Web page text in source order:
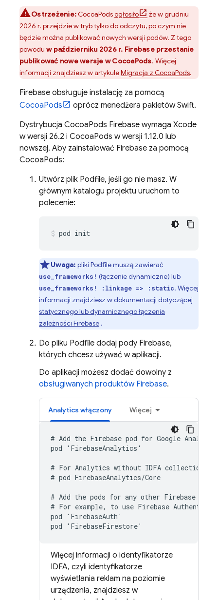
Ostrzeżenie:CocoaPodsogłosiło
że w grudniu
2026 r. przejdzie w tryb tylko do odczytu, po czym nie
będzie można publikować nowych wersji podów. Z tego
powodu w październiku 2026 r. Firebase przestanie
publikować nowe wersje w CocoaPods. Więcej
informacji znajdziesz w artykuleMigracja z CocoaPods.
Firebase obsługuje instalację za pomocą
CocoaPods
oprócz menedżera pakietów Swift.
Dystrybucja CocoaPods Firebase wymaga Xcode
w wersji 26.2 i CocoaPods w wersji 1.12.0 lub
nowszej. Aby zainstalować Firebase za pomocą
CocoaPods:
Utwórz plik Podfile, jeśli go nie masz. W
głównym katalogu projektu uruchom to
polecenie:
pod init
Uwaga: pliki Podfile muszą zawierać
use_frameworks! (łączenie dynamiczne) lub
use_frameworks! :linkage => :static. Więcej
informacji znajdziesz w dokumentacji dotyczącej
statycznego lub dynamicznego łączenia
zależności Firebase .
Do pliku Podfile dodaj pody Firebase,
których chcesz używać w aplikacji.
Do aplikacji możesz dodać dowolny z
obsługiwanych produktów Firebase.
Analytics włączony Więcej
# Add the Firebase pod for Google
pod 'FirebaseAnalytics'
# For Analytics without IDFA collection
# pod FirebaseAnalytics/Core
# Add the pods for any other Firebase
# For example, to use Firebase
pod 'FirebaseAuth'
pod 'FirebaseFirestore'
Więcej informacji o identyfikatorze
IDFA, czyli identyfikatorze
wyświetlania reklam na poziomie
urządzenia, znajdziesz w